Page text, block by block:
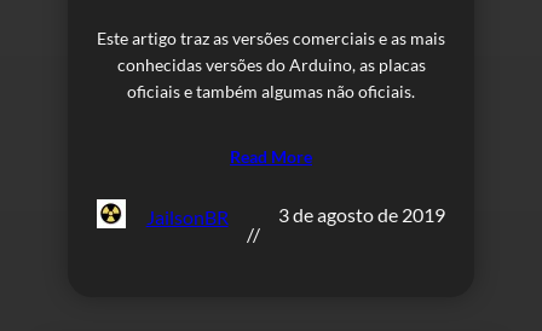
Este artigo traz as versões comerciais e as mais
conhecidas versões do Arduino, as placas
oficiais e também algumas não oficiais.
Read More
JailsonBR
//
3 de agosto de 2019